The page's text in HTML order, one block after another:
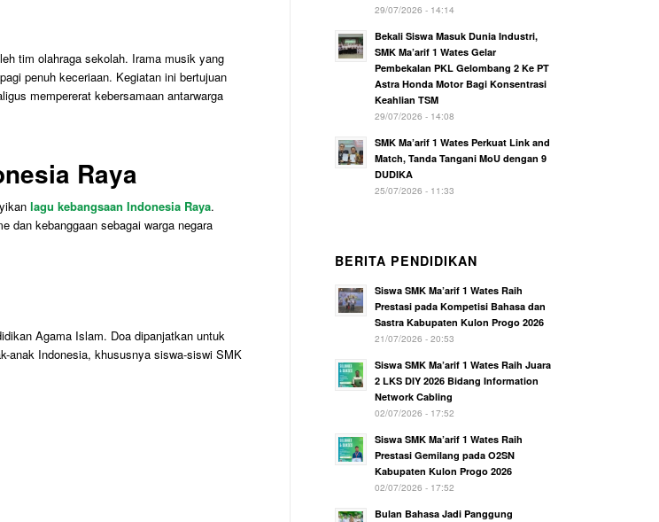
tim olahraga sekolah. Irama musik yang
penuh keceriaan. Kegiatan ini bertujuan
mempererat kebersamaan antarwarga
Raya
lagu kebangsaan Indonesia Raya.
dan kebanggaan sebagai warga negara
Agama Islam. Doa dipanjatkan untuk
anak Indonesia, khususnya siswa-siswi SMK
29/07/2026 - 14:14
Bekali Siswa Masuk Dunia Industri,
SMK Ma’arif 1 Wates Gelar
Pembekalan PKL Gelombang 2 Ke PT
Astra Honda Motor Bagi Konsentrasi
Keahlian TSM
29/07/2026 - 14:08
SMK Ma’arif 1 Wates Perkuat Link and
Match, Tanda Tangani MoU dengan 9
DUDIKA
25/07/2026 - 11:33
BERITA PENDIDIKAN
Siswa SMK Ma’arif 1 Wates Raih
Prestasi pada Kompetisi Bahasa dan
Sastra Kabupaten Kulon Progo 2026
21/07/2026 - 20:53
Siswa SMK Ma’arif 1 Wates Raih Juara
2 LKS DIY 2026 Bidang Information
Network Cabling
02/07/2026 - 17:52
Siswa SMK Ma’arif 1 Wates Raih
Prestasi Gemilang pada O2SN
Kabupaten Kulon Progo 2026
02/07/2026 - 17:52
Bulan Bahasa Jadi Panggung